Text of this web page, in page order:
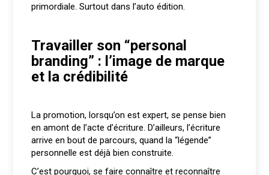
primordiale. Surtout dans l’auto édition.
Travailler son “personal
branding” : l’image de marque
et la crédibilité
La promotion, lorsqu’on est expert, se pense bien
en amont de l’acte d’écriture. D’ailleurs, l’écriture
arrive en bout de parcours, quand la “légende”
personnelle est déjà bien construite.
C’est pourquoi, se faire connaître et reconnaître